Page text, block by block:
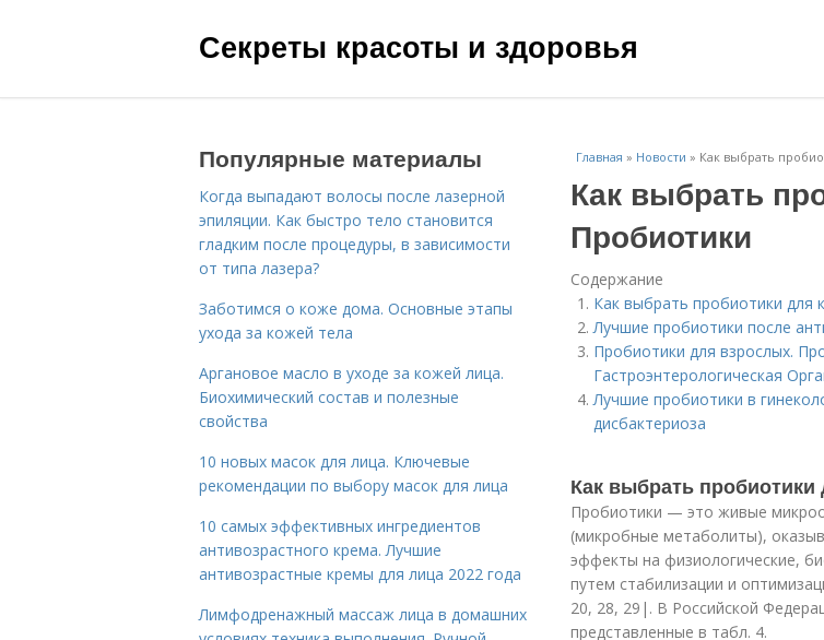
Секреты красоты и здоровья
Главная » Новости » Как выбрать
Как выбрать
Пробиотики
Содержание
Как выбрать пробиотики для
Лучшие пробиотики после
Пробиотики для взрослых.
Гастроэнтерологическая
Лучшие пробиотики в
дисбактериоза
Как выбрать
Пробиотики — это живые
(микробные метаболиты),
эффекты на физиологические,
путем стабилизации и
20, 28, 29|. В Российской
представленные в табл. 4.
Популярные материалы
Когда выпадают волосы после лазерной
эпиляции. Как быстро тело становится
гладким после процедуры, в зависимости
от типа лазера?
Заботимся о коже дома. Основные этапы
ухода за кожей тела
Аргановое масло в уходе за кожей лица.
Биохимический состав и полезные
свойства
10 новых масок для лица. Ключевые
рекомендации по выбору масок для лица
10 самых эффективных ингредиентов
антивозрастного крема. Лучшие
антивозрастные кремы для лица 2022 года
Лимфодренажный массаж лица в домашних